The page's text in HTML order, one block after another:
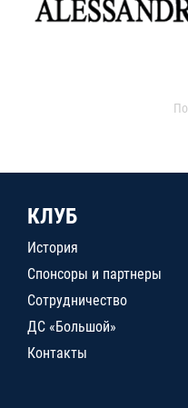
КЛУБ
История
Спонсоры и партнеры
Сотрудничество
ДС «Большой»
Контакты